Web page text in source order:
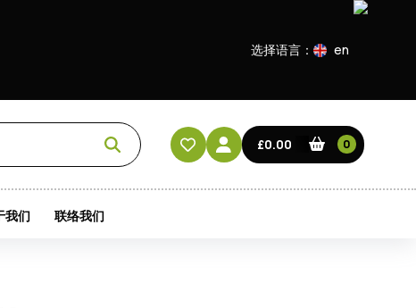
选择语言： en
CN
£0.00 0
我们 联络我们